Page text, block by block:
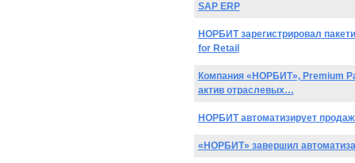
SAP ERP
НОРБИТ зарегистрировал
for Retail
Компания «НОРБИТ», Premium
актив отраслевых…
НОРБИТ автоматизирует
«НОРБИТ» завершил